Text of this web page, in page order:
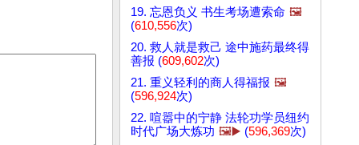
19. 忘恩负义 书生考场遭索命 🖼️
(610,556次)
20. 救人就是救己 途中施药最终得
善报 (609,602次)
21. 重义轻利的商人得福报 🖼️
(596,924次)
22. 喧嚣中的宁静 法轮功学员纽约
时代广场大炼功 🖼️▶️ (596,369次)